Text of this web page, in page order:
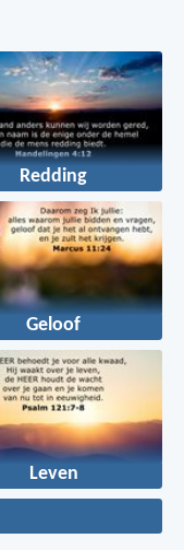
Redding
Geloof
Leven